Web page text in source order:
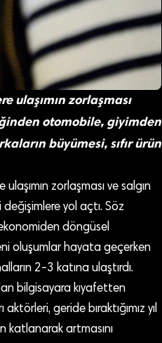
ulaşımın zorlaşması
otomobile, giyimden
büyümesi, sıfır ürün
zorlaşması ve salgın
yol açtı. Söz
döngüsel
oluşumlar hayata geçerken
2-3 katına ulaştırdı.
bilgisayara kıyafetten
geride bıraktığımız yıl
katlanarak artmasını